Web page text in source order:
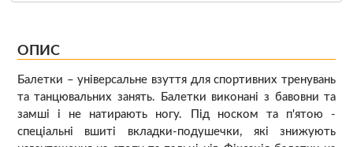
ОПИС
Балетки – універсальне взуття для спортивних тренувань
та танцювальних занять. Балетки виконані з бавовни та
замші і не натирають ногу. Під носком та п'ятою -
спеціальні вшиті вкладки-подушечки, які знижують